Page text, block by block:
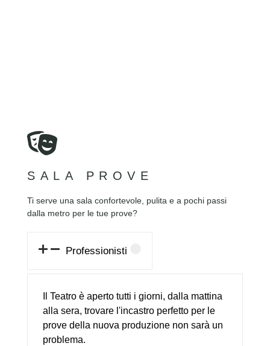
recitazione, canto, danza, movimento
condizionata, impianto immissione ed
impianto audio, luci fredde e luci calde
a soffitto con regolazione dell'intensità.
SALA RAFFAELLA
SALA PROVE
Ti serve una sala confortevole, pulita e a pochi passi
dalla metro per le tue prove?
Professionisti
Il Teatro è aperto tutti i giorni, dalla mattina
alla sera, trovare l'incastro perfetto per le
prove della nuova produzione non sarà un
problema.